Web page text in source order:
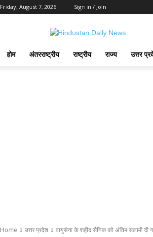
Friday, August 7, 2026 Sign in / Join
होम अंतरराष्ट्रीय राष्ट्रीय राज्य उत्तर
Home उत्तर प्रदेश वायुसेना के शहीद सैनिक को अंतिम सलामी दी